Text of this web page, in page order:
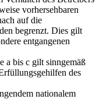
vorhersehbaren
auf die
begrenzt. Dies gilt
entgangenen
a bis c gilt sinngemäß
des
nationalem